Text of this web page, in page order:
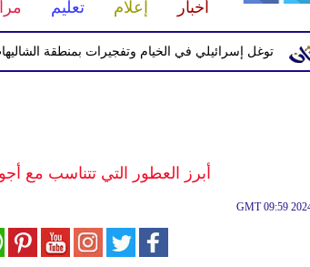
أخبار
إعلام تعليم
توغل إسرائيلي في الخيام وتفجيرات بمنطقة الشاليهات
أبرز العطور التي تتناسب مع
GMT